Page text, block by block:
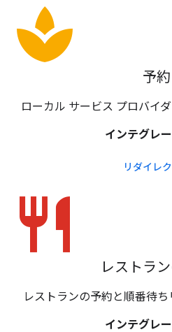
spa
予約
ローカル サービス プロバイ
インテグレ
リダイレ
restaurant
レストラ
レストランの予約と順番待ち
インテグレ